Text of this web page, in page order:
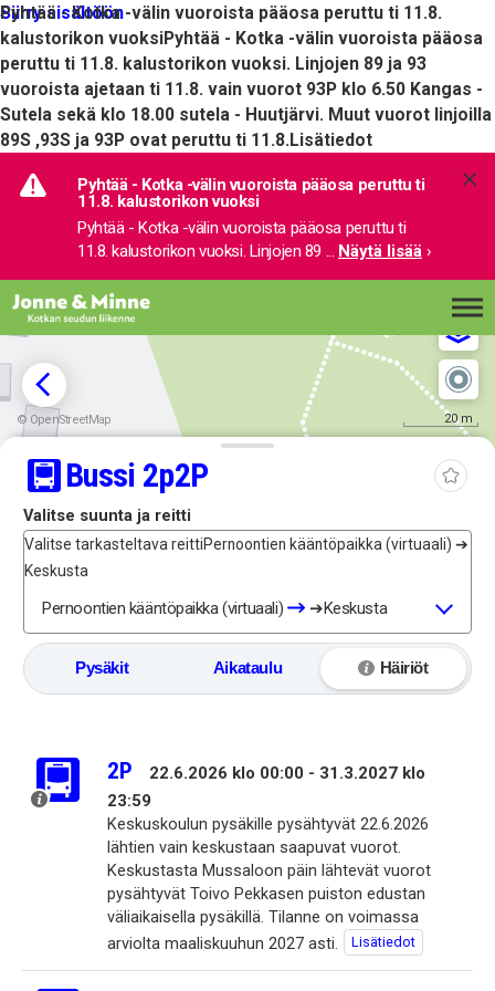
Siirry sisältöön
Pyhtää - Kotka -välin vuoroista pääosa peruttu ti 11.8.
kalustorikon vuoksiPyhtää - Kotka -välin vuoroista pääosa
peruttu ti 11.8. kalustorikon vuoksi. Linjojen 89 ja 93
vuoroista ajetaan ti 11.8. vain vuorot 93P klo 6.50 Kangas -
Sutela sekä klo 18.00 sutela - Huutjärvi. Muut vuorot linjoilla
89S ,93S ja 93P ovat peruttu ti 11.8.Lisätiedot
Pyhtää - Kotka -välin vuoroista pääosa peruttu ti
11.8. kalustorikon vuoksi
Pyhtää - Kotka -välin vuoroista pääosa peruttu ti
11.8. kalustorikon vuoksi. Linjojen 89 ... Näytä lisää ›
© OpenStreetMap 20 m
Bussi 2p2P
Valitse suunta ja reitti
Valitse tarkasteltava reittiPernoontien kääntöpaikka (virtuaali) ➔
Keskusta
Pernoontien kääntöpaikka (virtuaali) ➔Keskusta
Pysäkit Aikataulu Häiriöt
2P
22.6.2026 klo 00:00 - 31.3.2027 klo
23:59
Keskuskoulun pysäkille pysähtyvät 22.6.2026
lähtien vain keskustaan saapuvat vuorot.
Keskustasta Mussaloon päin lähtevät vuorot
pysähtyvät Toivo Pekkasen puiston edustan
väliaikaisella pysäkillä. Tilanne on voimassa
arviolta maaliskuuhun 2027 asti.
Lisätiedot